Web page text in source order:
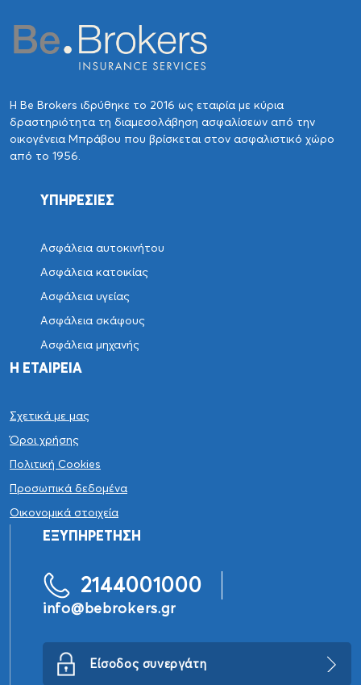
Η Be Brokers ιδρύθηκε το 2016 ως εταιρία με κύρια
δραστηριότητα τη διαμεσολάβηση ασφαλίσεων από την
οικογένεια Μπράβου που βρίσκεται στον ασφαλιστικό χώρο
από το 1956.
ΥΠΗΡΕΣΙΕΣ
Ασφάλεια αυτοκινήτου
Ασφάλεια κατοικίας
Ασφάλεια υγείας
Ασφάλεια σκάφους
Ασφάλεια μηχανής
Η ΕΤΑΙΡΕΙΑ
Σχετικά με μας
Όροι χρήσης
Πολιτική Cookies
Προσωπικά δεδομένα
Οικονομικά στοιχεία
ΕΞΥΠΗΡΕΤΗΣΗ
2144001000
info@bebrokers.gr
Είσοδος συνεργάτη